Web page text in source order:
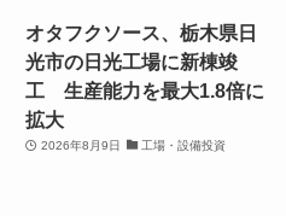
オタフクソース、栃木県日
光市の日光工場に新棟竣
工 生産能力を最大1.8倍に
拡大
2026年8月9日 工場・設備投資